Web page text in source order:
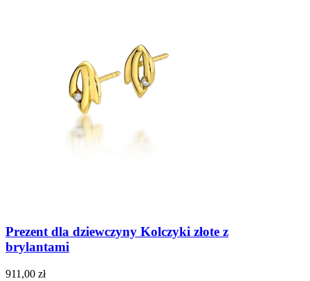
Prezent dla dziewczyny Kolczyki złote z
brylantami
911,00 zł